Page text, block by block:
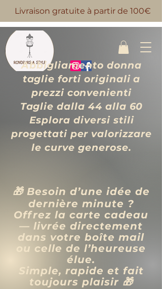
Livraison gratuite à partir de 100€
Abbigliamento donna
taglie forti originali a
prezzi convenienti
Taglie dalla 44 alla 60
Esplora diversi stili
progettati per valorizzare
le curve generose.
🎁 Besoin d’une idée de
dernière minute ?
Offrez la carte cadeau
— livrée directement
dans votre boîte mail
ou celle de l’heureuse
élue.
Simple, rapide et fait
toujours plaisir 🎁